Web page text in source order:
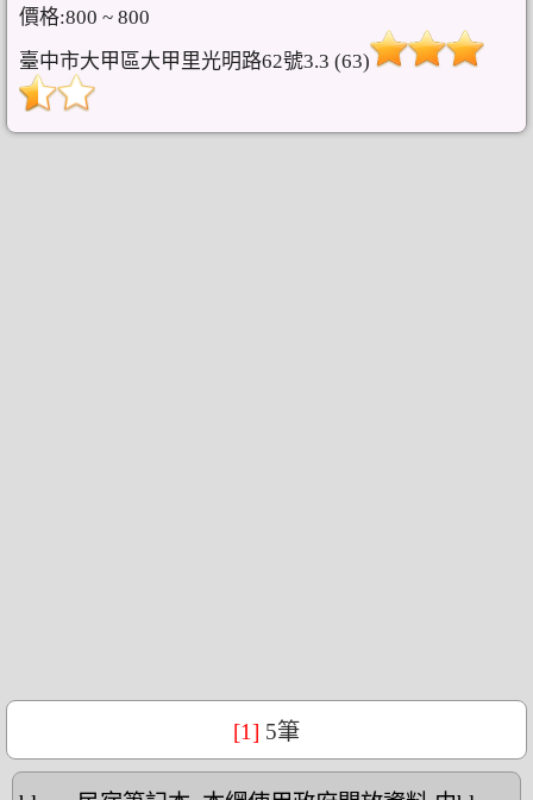
價格:800 ~ 800
臺中市大甲區大甲里光明路62號3.3 (63)
[1] 5筆